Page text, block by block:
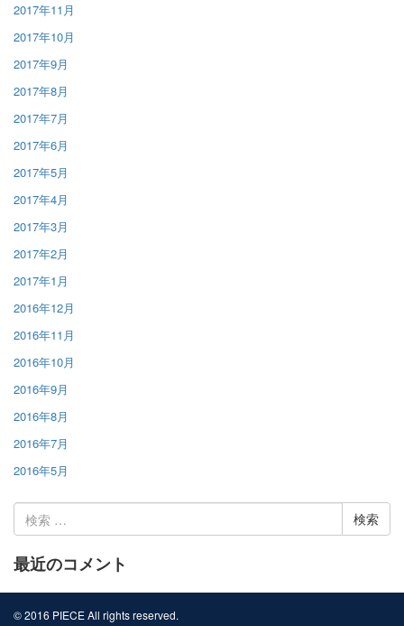
2017年11月
2017年10月
2017年9月
2017年8月
2017年7月
2017年6月
2017年5月
2017年4月
2017年3月
2017年2月
2017年1月
2016年12月
2016年11月
2016年10月
2016年9月
2016年8月
2016年7月
2016年5月
索:
最近のコメント
© 2016 PIECE All rights reserved.